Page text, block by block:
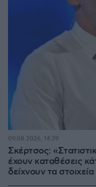
Σκέρτσος:
έχουν καταθέσεις
δείχνουν τα στοιχεία
09.08.2026, 14:39